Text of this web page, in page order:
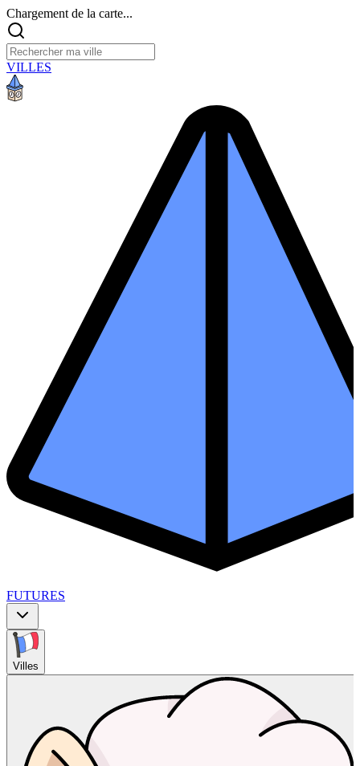
Chargement de la carte...
VILLES
FUTURES
Villes